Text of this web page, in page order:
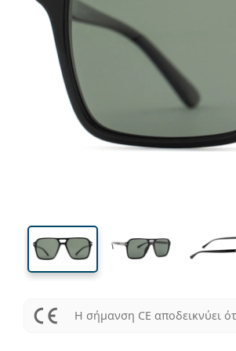
47 mm
Ύψος φακού
Η σήμανση CE αποδεικνύει